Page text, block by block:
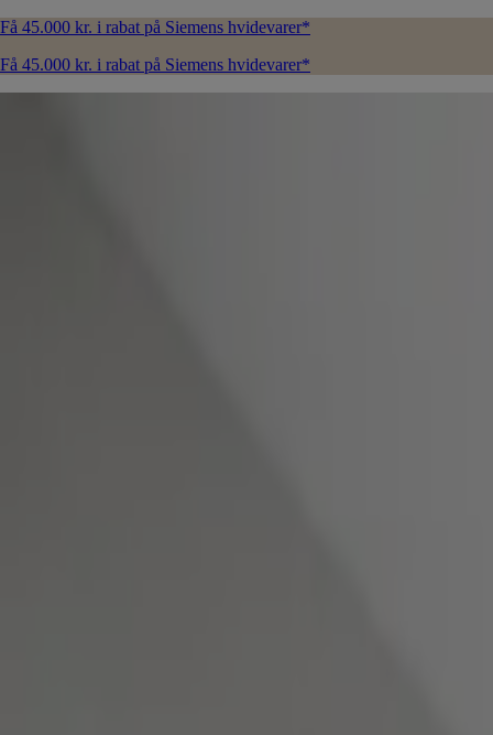
Få 45.000 kr. i rabat på Siemens hvidevarer*
Få 45.000 kr. i rabat på Siemens hvidevarer*